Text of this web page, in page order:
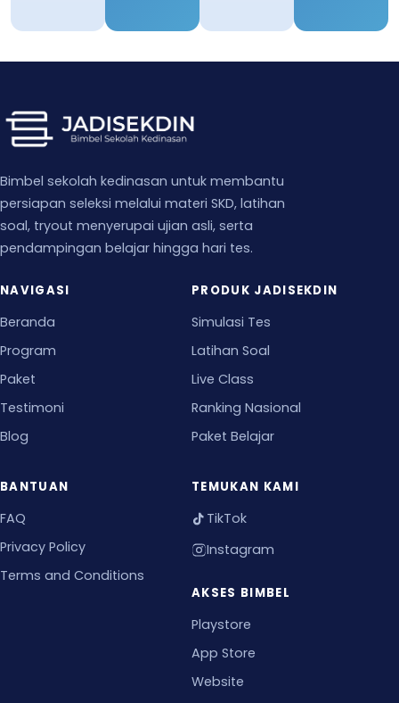
Bimbel sekolah kedinasan untuk membantu
persiapan seleksi melalui materi SKD, latihan
soal, tryout menyerupai ujian asli, serta
pendampingan belajar hingga hari tes.
NAVIGASI
Beranda
Program
Paket
Testimoni
Blog
PRODUK JADISEKDIN
Simulasi Tes
Latihan Soal
Live Class
Ranking Nasional
Paket Belajar
BANTUAN
FAQ
Privacy Policy
Terms and Conditions
TEMUKAN KAMI
TikTok
Instagram
AKSES BIMBEL
Playstore
App Store
Website